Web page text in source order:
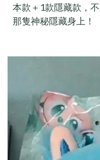
本款＋1款隱藏款，
那隻神秘隱藏身上！